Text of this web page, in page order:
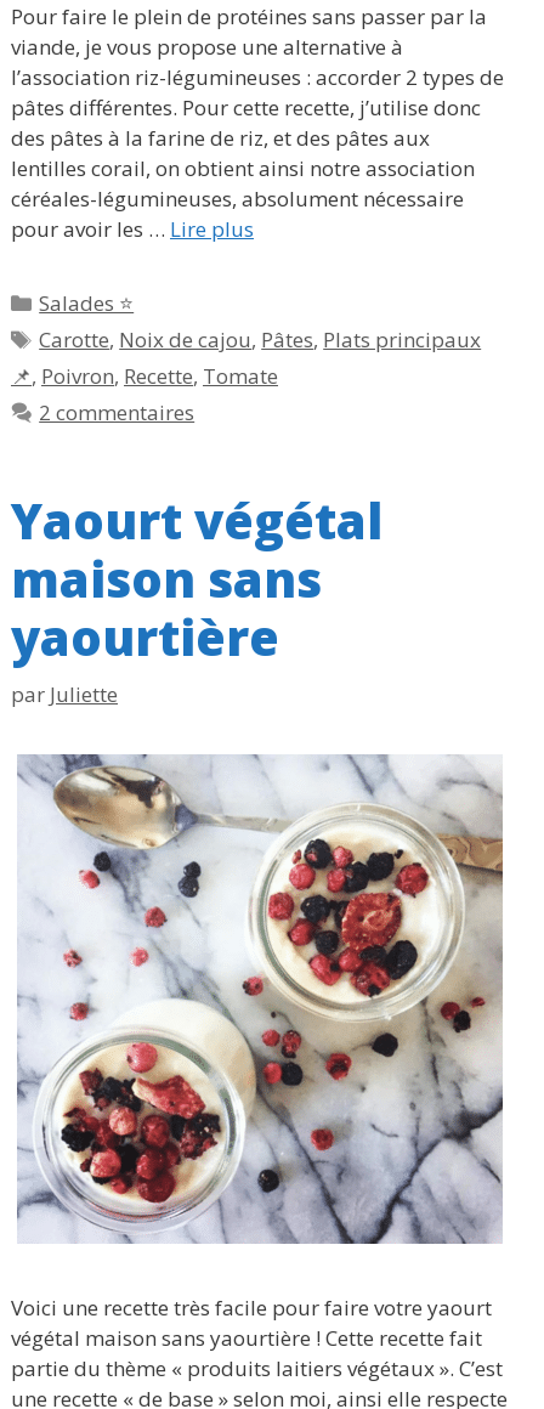
Pour faire le plein de protéines sans passer par la
viande, je vous propose une alternative à
l’association riz-légumineuses : accorder 2 types de
pâtes différentes. Pour cette recette, j’utilise donc
des pâtes à la farine de riz, et des pâtes aux
lentilles corail, on obtient ainsi notre association
céréales-légumineuses, absolument nécessaire
pour avoir les … Lire plus
Catégories
Salades ⭐
Étiquettes
Carotte, Noix de cajou, Pâtes, Plats principaux
📌, Poivron, Recette, Tomate
2 commentaires
Yaourt végétal
maison sans
yaourtière
par Juliette
Voici une recette très facile pour faire votre yaourt
végétal maison sans yaourtière ! Cette recette fait
partie du thème « produits laitiers végétaux ». C’est
une recette « de base » selon moi, ainsi elle respecte